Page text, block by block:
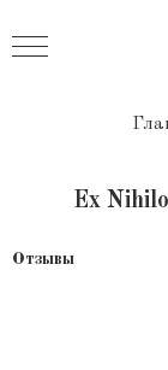
Ex
Отзывы